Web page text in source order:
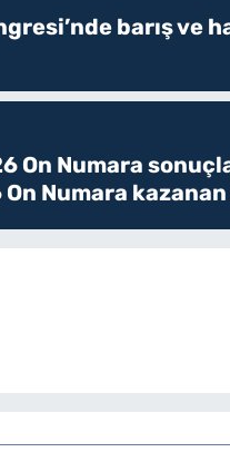
barış ve
On Numara
Numara